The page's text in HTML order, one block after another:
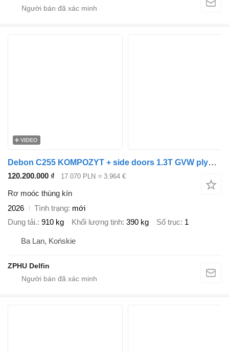
VIDEO
Debon C255 KOMPOZYT + side doors 1.3T GVW plywood trailer cargo van Ch
120.200.000 ₫ 17.070 PLN ≈ 3.964 €
Rơ moóc thùng kín
2026
Tình trạng mới
Dung tải. 910 kg Khối lượng tịnh 390 kg Số trục 1
Ba Lan, Końskie
ZPHU Delfin